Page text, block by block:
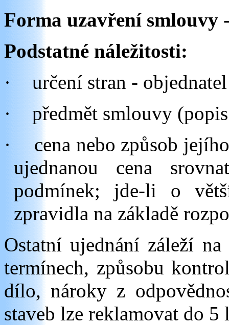
Forma uzavření smlouvy
Podstatné náležitosti:
·
určení stran -
·
předmět smlouvy
·
cena nebo způsob
ujednanou cena
podmínek; jde-li o
zpravidla na základě
Ostatní ujednání záleží
termínech, způsobu
dílo, nároky z
staveb lze reklamovat do 5